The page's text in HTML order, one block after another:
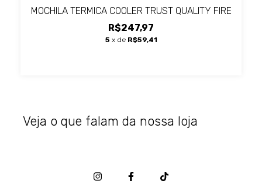
MOCHILA TERMICA COOLER TRUST QUALITY FIRE
R$247,97
5 x de R$59,41
Veja o que falam da nossa loja